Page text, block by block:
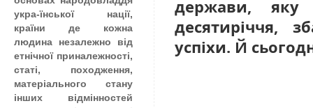
держави,
десятиріччя,
успіхи. Й
укра-їнської нації,
країни де кожна
людина незалежно від
етнічної приналежності,
статі, походження,
матеріального стану
інших відмінностей